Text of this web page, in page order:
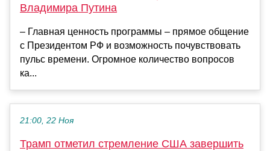
Владимира Путина
– Главная ценность программы – прямое общение
с Президентом РФ и возможность почувствовать
пульс времени. Огромное количество вопросов
ка...
21:00, 22 Ноя
Трамп отметил стремление США завершить